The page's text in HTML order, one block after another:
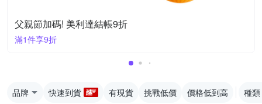
父親節加碼! 美利達結帳9折
滿1件享9折
品牌 快速到貨 有現貨 挑戰低價 價格低到高 種類